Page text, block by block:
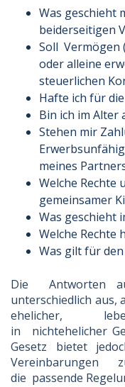
Was geschieht
beiderseitigen
Soll Vermögen
oder alleine
steuerlichen
Hafte ich für
Bin ich im Alter
Stehen mir
meines
Welche Rechte
gemeinsamer
Was geschieht
Welche Rechte
Was gilt für
Die Antworten
unterschiedlich aus,
ehelicher,
in nichtehelicher
Gesetz bietet
die passende